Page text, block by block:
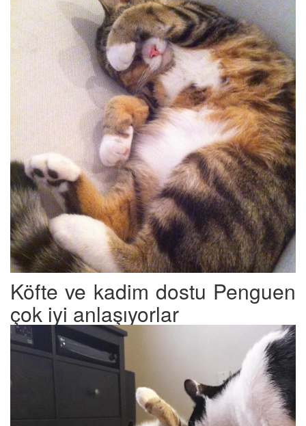
Köfte ve kadim dostu Penguen
çok iyi anlaşıyorlar